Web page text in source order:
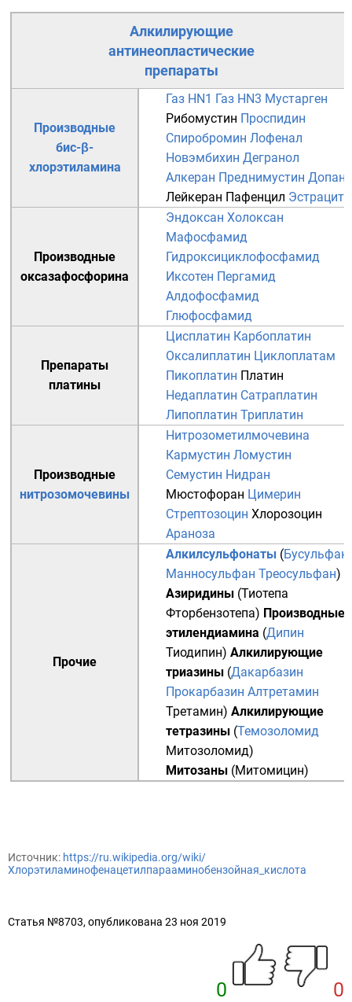
Алкилирующие
антинеопластические
препараты
Производные
бис-β-
хлорэтиламина
Газ HN1 Газ HN3 Мустарген
Рибомустин Проспидин
Спиробромин Лофенал
Новэмбихин Дегранол
Алкеран Преднимустин Допан
Лейкеран Пафенцил Эстрацит
Производные
оксазафосфорина
Эндоксан Холоксан
Мафосфамид
Гидроксициклофосфамид
Иксотен Пергамид
Алдофосфамид
Глюфосфамид
Препараты
платины
Цисплатин Карбоплатин
Оксалиплатин Циклоплатам
Пикоплатин Платин
Недаплатин Сатраплатин
Липоплатин Триплатин
Производные
нитрозомочевины
Нитрозометилмочевина
Кармустин Ломустин
Семустин Нидран
Мюстофоран Цимерин
Стрептозоцин Хлорозоцин
Араноза
Прочие
Алкилсульфонаты (Бусульфан
Манносульфан Треосульфан)
Азиридины (Тиотепа
Фторбензотепа) Производные
этилендиамина (Дипин
Тиодипин) Алкилирующие
триазины (Дакарбазин
Прокарбазин Алтретамин
Третамин) Алкилирующие
тетразины (Темозоломид
Митозоломид)
Митозаны (Митомицин)
Источник: https://ru.wikipedia.org/wiki/
Хлорэтиламинофенацетилпарааминобензойная_кислота
Статья №8703, опубликована 23 ноя 2019
0 0